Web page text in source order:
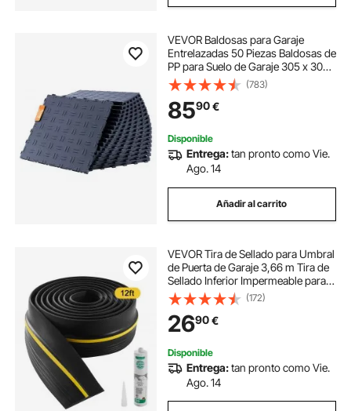
VEVOR Baldosas para Garaje
Entrelazadas 50 Piezas Baldosas de
PP para Suelo de Garaje 305 x 305
x 13,4 mm Textura Antideslizante de
Doble Cara, para Garajes, Sótanos,
Talleres de Reparación, Gris
(783)
8590€
Disponible
Entrega:tan pronto como Vie.
Ago. 14
Añadir al carrito
VEVOR Tira de Sellado para Umbral
de Puerta de Garaje 3,66 m Tira de
Sellado Inferior Impermeable para
Puerta de Garaje con Adhesivo,
Reemplazo de Burlete de PVC
Grueso Mejorado para Bricolaje,
Negro
(172)
2690€
Disponible
Entrega:tan pronto como Vie.
Ago. 14